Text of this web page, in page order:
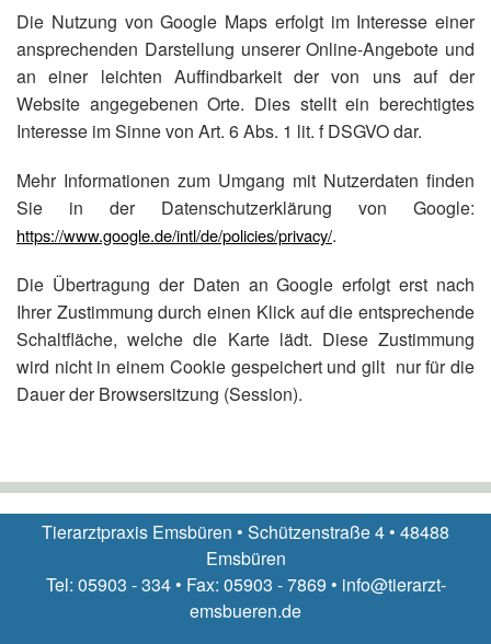
Die Nutzung von Google Maps erfolgt im Interesse einer
ansprechenden Darstellung unserer Online-Angebote und
an einer leichten Auffindbarkeit der von uns auf der
Website angegebenen Orte. Dies stellt ein berechtigtes
Interesse im Sinne von Art. 6 Abs. 1 lit. f DSGVO dar.
Mehr Informationen zum Umgang mit Nutzerdaten finden
Sie in der Datenschutzerklärung von Google:
https://www.google.de/intl/de/policies/privacy/.
Die Übertragung der Daten an Google erfolgt erst nach
Ihrer Zustimmung durch einen Klick auf die entsprechende
Schaltfläche, welche die Karte lädt. Diese Zustimmung
wird nicht in einem Cookie gespeichert und gilt nur für die
Dauer der Browsersitzung (Session).
Tierarztpraxis Emsbüren • Schützenstraße 4 • 48488
Emsbüren
Tel: 05903 - 334 • Fax: 05903 - 7869 • info@tierarzt-
emsbueren.de